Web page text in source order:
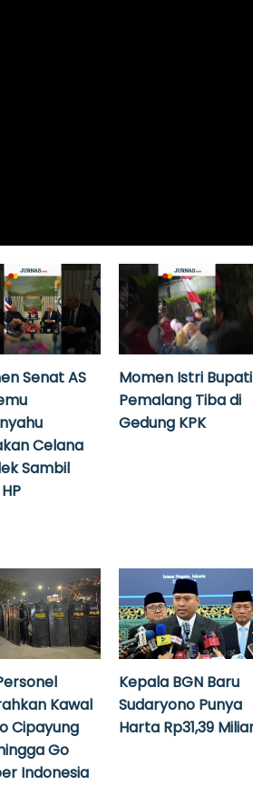
Senat AS
Celana
Sambil
Momen Istri Bupati
Pemalang Tiba di
Gedung KPK
Kawal
Cipayung
Go
Indonesia
Kepala BGN Baru
Sudaryono Punya
Harta Rp31,39